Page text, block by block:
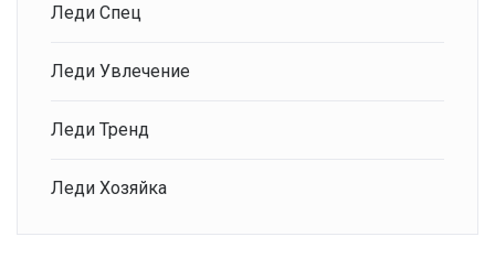
Леди Спец
Леди Увлечение
Леди Тренд
Леди Хозяйка